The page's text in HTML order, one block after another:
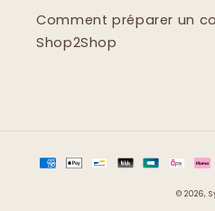
Comment préparer un
Shop2Shop
Moyens
© 2026,